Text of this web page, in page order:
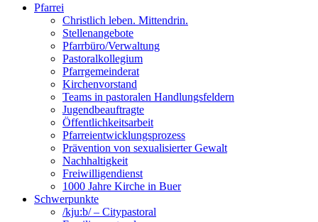
Pfarrei
Christlich leben. Mittendrin.
Stellenangebote
Pfarrbüro/Verwaltung
Pastoralkollegium
Pfarrgemeinderat
Kirchenvorstand
Teams in pastoralen Handlungsfeldern
Jugendbeauftragte
Öffentlichkeitsarbeit
Pfarreientwicklungsprozess
Prävention von sexualisierter Gewalt
Nachhaltigkeit
Freiwilligendienst
1000 Jahre Kirche in Buer
Schwerpunkte
/kju:b/ – Citypastoral